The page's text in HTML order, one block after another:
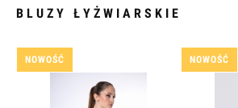
BLUZY ŁYŻWIARSKIE
NOWOŚĆ NOWOŚĆ